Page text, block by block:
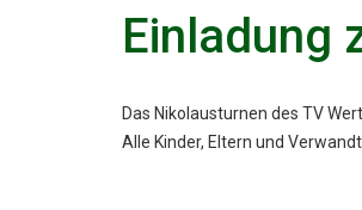
Einladung
Das Nikolausturnen des TV
Alle Kinder, Eltern und